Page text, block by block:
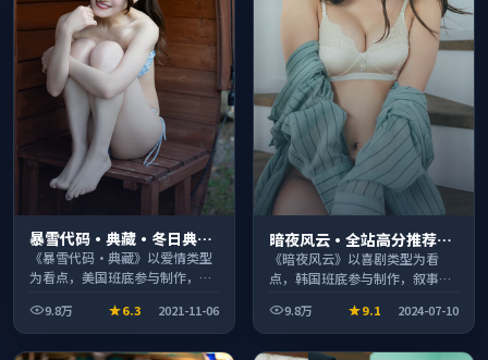
暴雪代码·典藏·冬日典藏
系列温情叙事引人入胜
《暴雪代码·典藏》以爱情类型
为看点，美国班底参与制作，叙
段观看。
9.8万 6.3 2021-11-06
暗夜风云·全站高分推荐节
奏紧凑值得追看
《暗夜风云》以喜剧类型为看
点，韩国班底参与制作，叙事完
看。9.8万 9.1 2024-07-10